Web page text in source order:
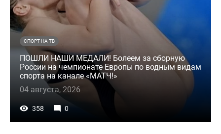
СПОРТ НА ТВ
ПОШЛИ НАШИ МЕДАЛИ! Болеем за сборную
России на чемпионате Европы по водным видам
спорта на канале «МАТЧ!»
04 августа, 2026
358 0